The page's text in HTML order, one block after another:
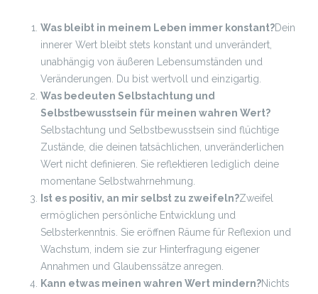
Was bleibt in meinem Leben immer konstant?Dein
innerer Wert bleibt stets konstant und unverändert,
unabhängig von äußeren Lebensumständen und
Veränderungen. Du bist wertvoll und einzigartig.
Was bedeuten Selbstachtung und
Selbstbewusstsein für meinen wahren Wert?
Selbstachtung und Selbstbewusstsein sind flüchtige
Zustände, die deinen tatsächlichen, unveränderlichen
Wert nicht definieren. Sie reflektieren lediglich deine
momentane Selbstwahrnehmung.
Ist es positiv, an mir selbst zu zweifeln?Zweifel
ermöglichen persönliche Entwicklung und
Selbsterkenntnis. Sie eröffnen Räume für Reflexion und
Wachstum, indem sie zur Hinterfragung eigener
Annahmen und Glaubenssätze anregen.
Kann etwas meinen wahren Wert mindern?Nichts